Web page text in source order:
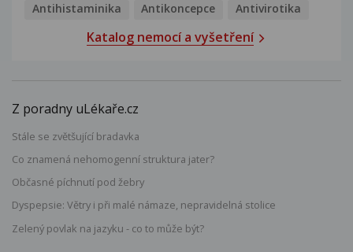
Antihistaminika
Antikoncepce Antivirotika
Katalog nemocí a vyšetření
Z poradny uLékaře.cz
Stále se zvětšující bradavka
Co znamená nehomogenní struktura jater?
Občasné píchnutí pod žebry
Dyspepsie: Větry i při malé námaze, nepravidelná stolice
Zelený povlak na jazyku - co to může být?